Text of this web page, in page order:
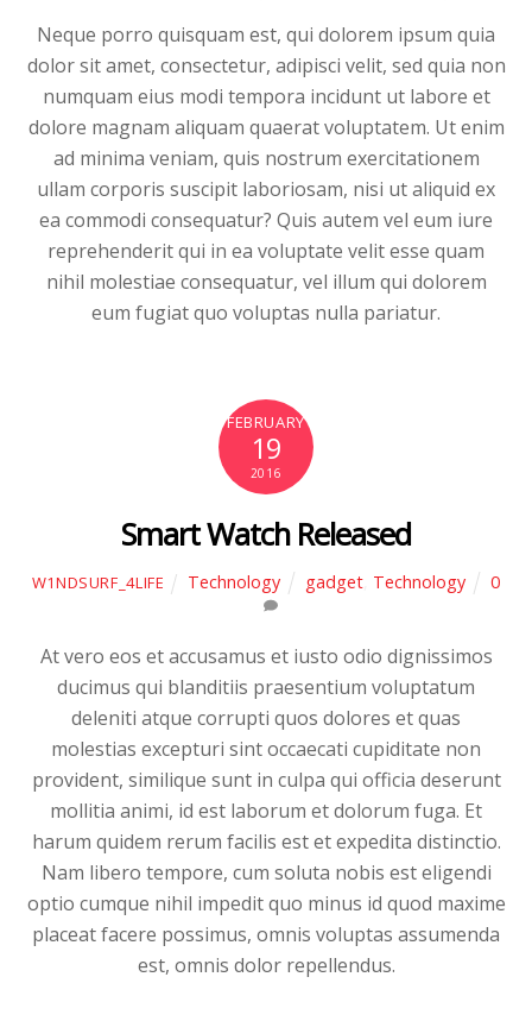
Neque porro quisquam est, qui dolorem ipsum quia
dolor sit amet, consectetur, adipisci velit, sed quia non
numquam eius modi tempora incidunt ut labore et
dolore magnam aliquam quaerat voluptatem. Ut enim
ad minima veniam, quis nostrum exercitationem
ullam corporis suscipit laboriosam, nisi ut aliquid ex
ea commodi consequatur? Quis autem vel eum iure
reprehenderit qui in ea voluptate velit esse quam
nihil molestiae consequatur, vel illum qui dolorem
eum fugiat quo voluptas nulla pariatur.
FEBRUARY
19
2016
Smart Watch Released
W1NDSURF_4LIFE Technology gadget Technology 0
At vero eos et accusamus et iusto odio dignissimos
ducimus qui blanditiis praesentium voluptatum
deleniti atque corrupti quos dolores et quas
molestias excepturi sint occaecati cupiditate non
provident, similique sunt in culpa qui officia deserunt
mollitia animi, id est laborum et dolorum fuga. Et
harum quidem rerum facilis est et expedita distinctio.
Nam libero tempore, cum soluta nobis est eligendi
optio cumque nihil impedit quo minus id quod maxime
placeat facere possimus, omnis voluptas assumenda
est, omnis dolor repellendus.